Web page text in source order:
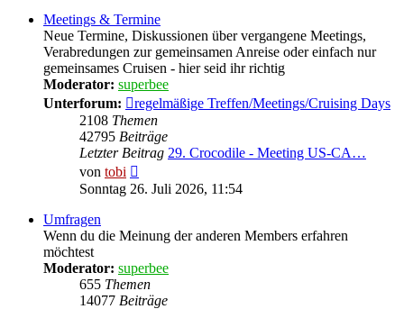
Meetings & Termine
Neue Termine, Diskussionen über vergangene Meetings,
Verabredungen zur gemeinsamen Anreise oder einfach nur
gemeinsames Cruisen - hier seid ihr richtig
Moderator: superbee
Unterforum:
regelmäßige Treffen/Meetings/Cruising Days
2108 Themen
42795 Beiträge
Letzter Beitrag 29. Crocodile - Meeting US-CA…
von tobi
Beitrag
Sonntag 26. Juli 2026, 11:54
Umfragen
Wenn du die Meinung der anderen Members erfahren
möchtest
Moderator: superbee
655 Themen
14077 Beiträge